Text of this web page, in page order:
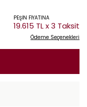
PEŞİN FİYATINA
19.615 TL x 3 Taksit
Ödeme Seçenekleri